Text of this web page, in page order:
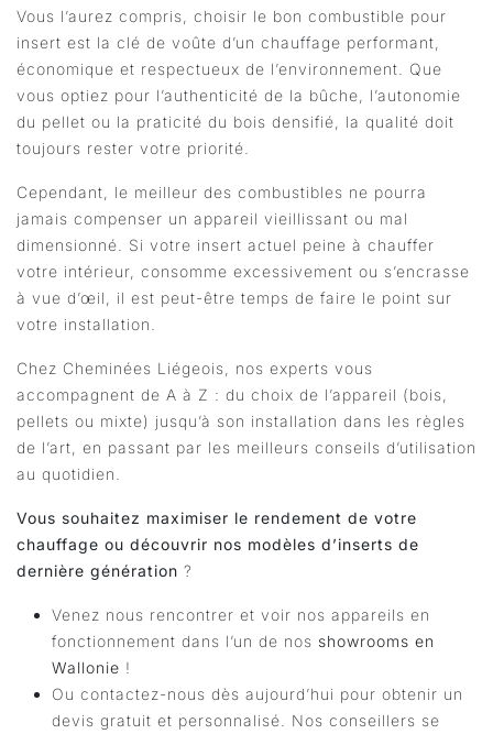
Vous l’aurez compris, choisir le bon combustible pour
insert est la clé de voûte d’un chauffage performant,
économique et respectueux de l’environnement. Que
vous optiez pour l’authenticité de la bûche, l’autonomie
du pellet ou la praticité du bois densifié, la qualité doit
toujours rester votre priorité.
Cependant, le meilleur des combustibles ne pourra
jamais compenser un appareil vieillissant ou mal
dimensionné. Si votre insert actuel peine à chauffer
votre intérieur, consomme excessivement ou s’encrasse
à vue d’œil, il est peut-être temps de faire le point sur
votre installation.
Chez Cheminées Liégeois, nos experts vous
accompagnent de A à Z : du choix de l’appareil (bois,
pellets ou mixte) jusqu’à son installation dans les règles
de l’art, en passant par les meilleurs conseils d’utilisation
au quotidien.
Vous souhaitez maximiser le rendement de votre
chauffage ou découvrir nos modèles d’inserts de
dernière génération ?
Venez nous rencontrer et voir nos appareils en
fonctionnement dans l’un de nos showrooms en
Wallonie !
Ou contactez-nous dès aujourd’hui pour obtenir un
devis gratuit et personnalisé. Nos conseillers se